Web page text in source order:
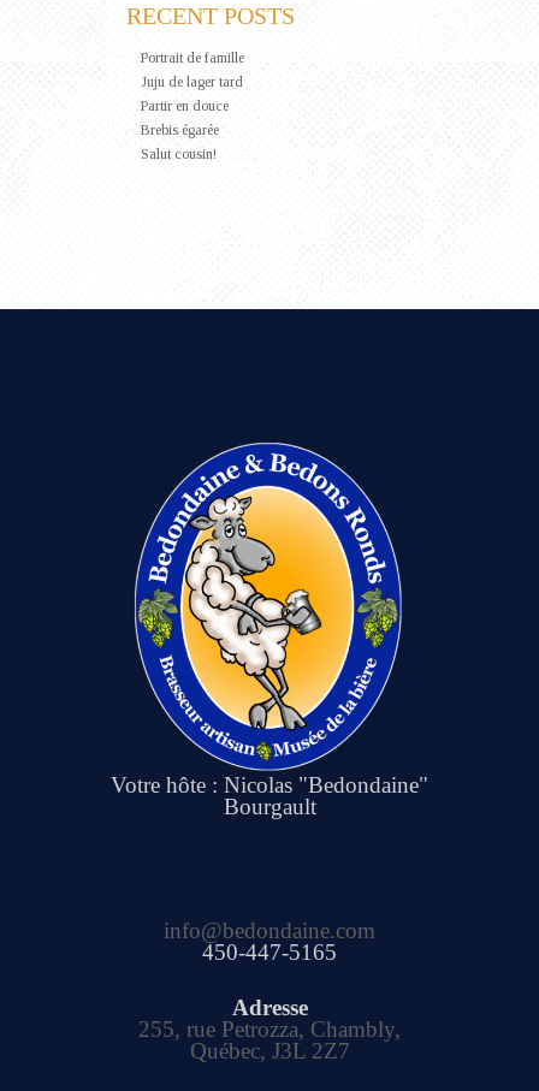
RECENT POSTS
Portrait de famille
Juju de lager tard
Partir en douce
Brebis égarée
Salut cousin!
Votre hôte : Nicolas "Bedondaine"
Bourgault
info@bedondaine.com
450-447-5165
Adresse
255, rue Petrozza, Chambly,
Québec, J3L 2Z7